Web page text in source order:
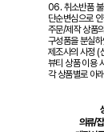
06.취소반품
단순변심으로
주문/제작 상품
구성품을 분실
제조사의 사정 (
뷰티 상품 이용
각 상품별로 아
의류/